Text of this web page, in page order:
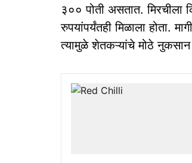
३०० पोती असतात.
रुपयांपर्यंतही मिळाला होता.
त्यामुळे शेतकऱ्यांचे मोठे